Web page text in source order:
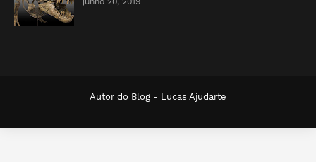
Autor do Blog - Lucas Ajudarte